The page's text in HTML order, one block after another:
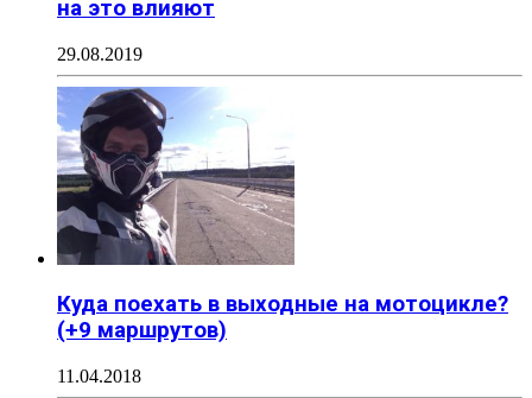
на это влияют
29.08.2019
Куда поехать в выходные на мотоцикле?
(+9 маршрутов)
11.04.2018